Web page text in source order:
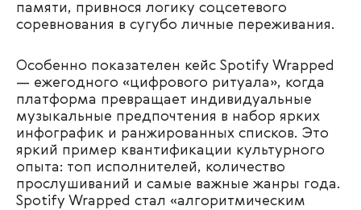
памяти, привнося логику соцсетевого
соревнования в сугубо личные переживания.
Особенно показателен кейс Spotify Wrapped
— ежегодного «цифрового ритуала», когда
платформа превращает индивидуальные
музыкальные предпочтения в набор ярких
инфографик и ранжированных списков. Это
яркий пример квантификации культурного
опыта: топ исполнителей, количество
прослушиваний и самые важные жанры года.
Spotify Wrapped стал «алгоритмическим